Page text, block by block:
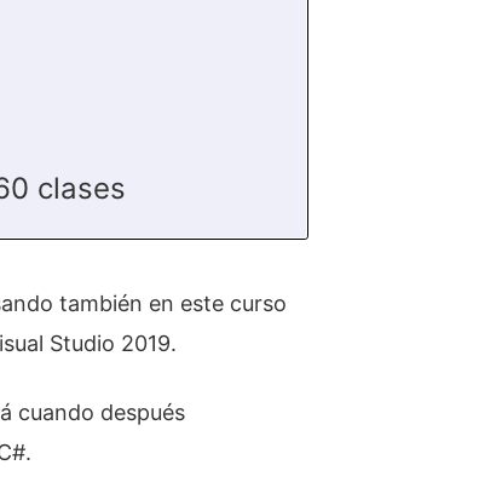
clases
también en este curso
Studio 2019.
cuando después